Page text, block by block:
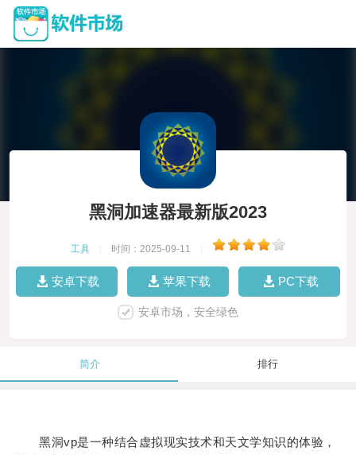
黑洞加速器最新版2023
工具 时间：2025-09-11
安卓下载 苹果下载 PC下载
安卓市场，安全绿色
简介 排行
黑洞vp是一种结合虚拟现实技术和天文学知识的体验，